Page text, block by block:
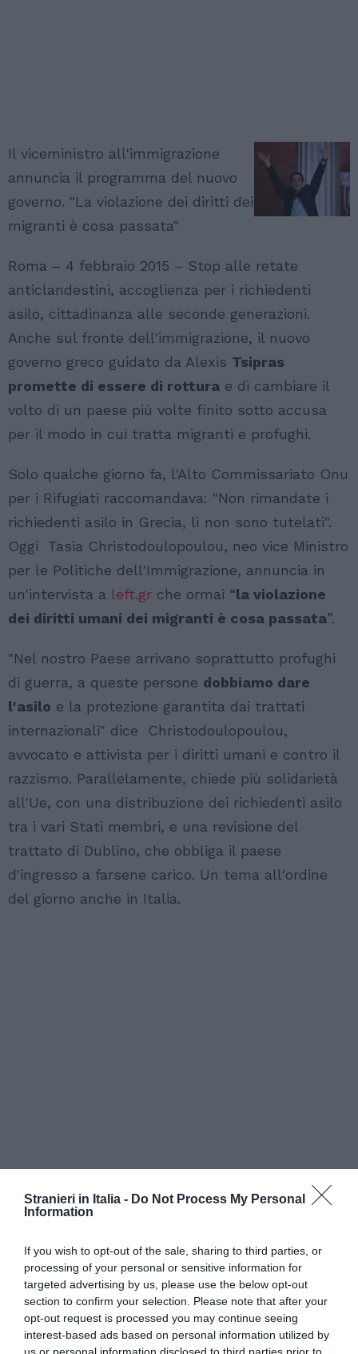
Stranieri in Italia - Do Not Process My Personal
Information
If you wish to opt-out of the sale, sharing to third parties, or
processing of your personal or sensitive information for
targeted advertising by us, please use the below opt-out
section to confirm your selection. Please note that after your
opt-out request is processed you may continue seeing
interest-based ads based on personal information utilized by
Il viceministro all'immigrazione
annuncia il programma del nuovo
governo. "La violazione dei diritti dei
migranti è cosa passata"
Roma – 4 febbraio 2015 – Stop alle retate
anticlandestini, accoglienza per i richiedenti
asilo, cittadinanza alle seconde generazioni.
Anche sul fronte dell'immigrazione, il nuovo
governo greco guidato da Alexis Tsipras
promette di essere di rottura e di cambiare il
volto di un paese più volte finito sotto accusa
per il modo in cui tratta migranti e profughi.
Solo qualche giorno fa, l'Alto Commissariato Onu
per i Rifugiati raccomandava: "Non rimandate i
richiedenti asilo in Grecia, lì non sono tutelati".
Oggi Tasia Christodoulopoulou, neo vice Ministro
per le Politiche dell'Immigrazione, annuncia in
un'intervista a left.gr che ormai “la violazione
dei diritti umani dei migranti è cosa passata”.
"Nel nostro Paese arrivano soprattutto profughi
di guerra, a queste persone dobbiamo dare
l'asilo e la protezione garantita dai trattati
internazionali" dice Christodoulopoulou,
avvocato e attivista per i diritti umani e contro il
razzismo. Parallelamente, chiede più solidarietà
all'Ue, con una distribuzione dei richiedenti asilo
tra i vari Stati membri, e una revisione del
trattato di Dublino, che obbliga il paese
d'ingresso a farsene carico. Un tema all'ordine
del giorno anche in Italia.
Il nuovo governo vuole intervenire anche sugli
attualicampi di detenzione per i migranti, che